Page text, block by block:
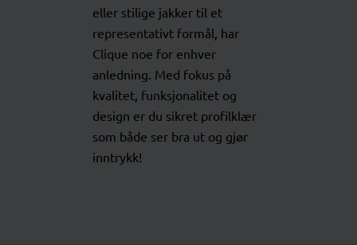
eller stilige jakker til et
representativt formål, har
Clique noe for enhver
anledning. Med fokus på
kvalitet, funksjonalitet og
design er du sikret profilklær
som både ser bra ut og gjør
inntrykk!